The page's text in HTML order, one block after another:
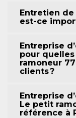
Entretien de
est-ce
Entreprise
pour
ramoneur
clients ?
Entreprise
Le petit
référence à